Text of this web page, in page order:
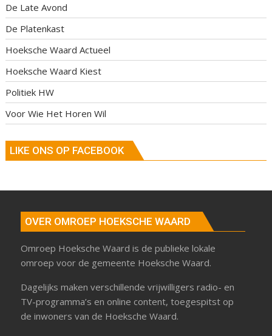
De Late Avond
De Platenkast
Hoeksche Waard Actueel
Hoeksche Waard Kiest
Politiek HW
Voor Wie Het Horen Wil
LIKE ONS OP FACEBOOK
OVER OMROEP HOEKSCHE WAARD
Omroep Hoeksche Waard is de publieke lokale
omroep voor de gemeente Hoeksche Waard.
Dagelijks maken verschillende vrijwilligers radio- en
TV-programma’s en online content, toegespitst op
de inwoners van de Hoeksche Waard.